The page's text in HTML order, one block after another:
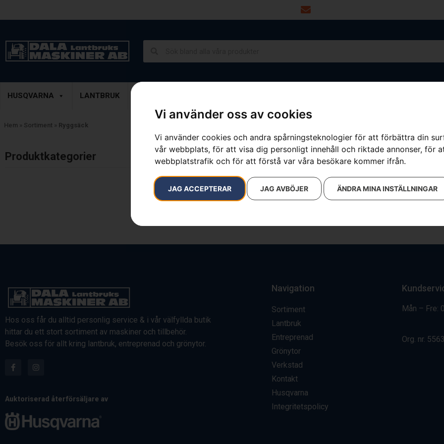
Vi använder oss av cookies
Vi använder cookies och andra spårningsteknologier för att förbättra din
vår webbplats, för att visa dig personligt innehåll och riktade annonser, för
webbplatstrafik och för att förstå var våra besökare kommer ifrån.
JAG ACCEPTERAR JAG AVBÖJER ÄNDRA MINA INSTÄLLNINGAR
HUSQVARNA LANTBRUK
Hem » Sortiment » Ryggsäck
Produktkategorier​ Inga resultat.
Hos oss får du alltid personlig service & i vår välfyllda butik
hittar du ett stort sortiment av maskiner och tillbehör.
Besök oss för allt kring lantbruk, entreprenad och grönytor.
Auktoriserad återförsäljare av
Navigation
Sortiment
Lantbruk
Entreprenad
Grönytor
Verkstad
Kontakt
Husqvarna
Integritetspolicy
Mån – Fre:
Org. nr.